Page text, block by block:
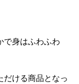
で身はふわふわ
だける商品となっ